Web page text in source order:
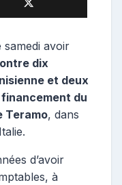
samedi avoir
dix
et deux
du
Teramo, dans
d’avoir
à